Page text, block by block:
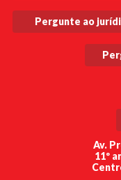
Pergunte ao
Av.
11º